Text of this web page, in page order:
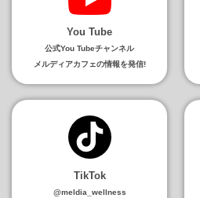
You Tube
公式You Tubeチャンネル
メルディアカフェの情報を発信!
TikTok
@meldia_wellness